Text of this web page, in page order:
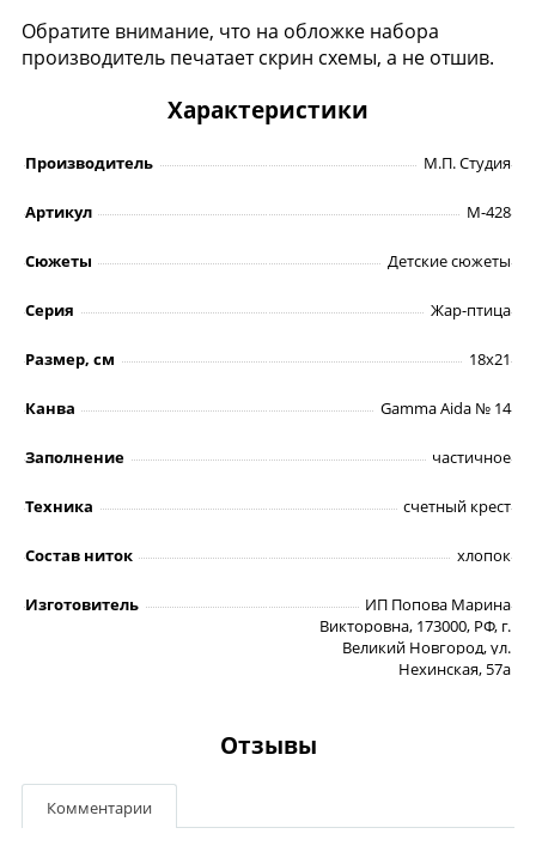
Обратите внимание, что на обложке набора
производитель печатает скрин схемы, а не отшив.
Характеристики
Производитель М.П. Студия
Артикул М-428
Сюжеты Детские сюжеты
Серия Жар-птица
Размер, см 18х21
Канва Gamma Aida № 14
Заполнение частичное
Техника счетный крест
Состав ниток хлопок
Изготовитель
ИП Попова Марина
Викторовна, 173000, РФ, г.
Великий Новгород, ул.
Нехинская, 57а
Отзывы
Комментарии